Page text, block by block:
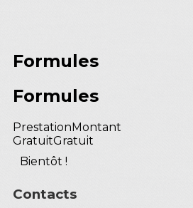
Formules
Formules
PrestationMontant
GratuitGratuit
Bientôt !
Contacts